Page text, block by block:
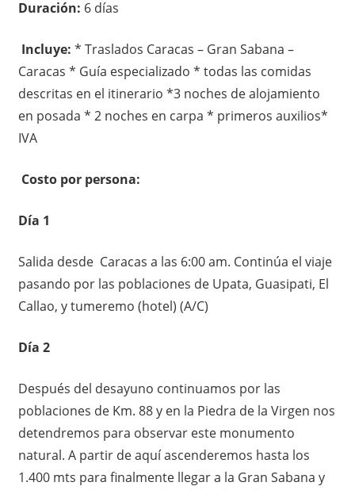
Duración: 6 días
Incluye: * Traslados Caracas – Gran Sabana –
Caracas * Guía especializado * todas las comidas
descritas en el itinerario *3 noches de alojamiento
en posada * 2 noches en carpa * primeros auxilios*
IVA
Costo por persona:
Día 1
Salida desde Caracas a las 6:00 am. Continúa el viaje
pasando por las poblaciones de Upata, Guasipati, El
Callao, y tumeremo (hotel) (A/C)
Día 2
Después del desayuno continuamos por las
poblaciones de Km. 88 y en la Piedra de la Virgen nos
detendremos para observar este monumento
natural. A partir de aquí ascenderemos hasta los
1.400 mts para finalmente llegar a la Gran Sabana y